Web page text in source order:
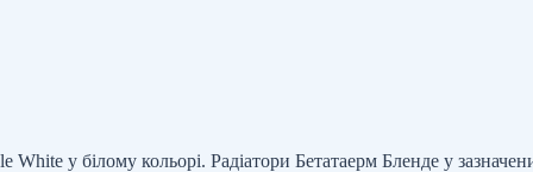
у білому кольорі. Радіатори Бетатаерм Бленде у